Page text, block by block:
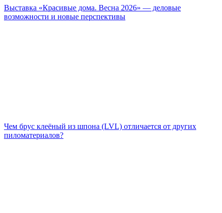
Выставка «Красивые дома. Весна 2026» — деловые
возможности и новые перспективы
Чем брус клеёный из шпона (LVL) отличается от других
пиломатериалов?